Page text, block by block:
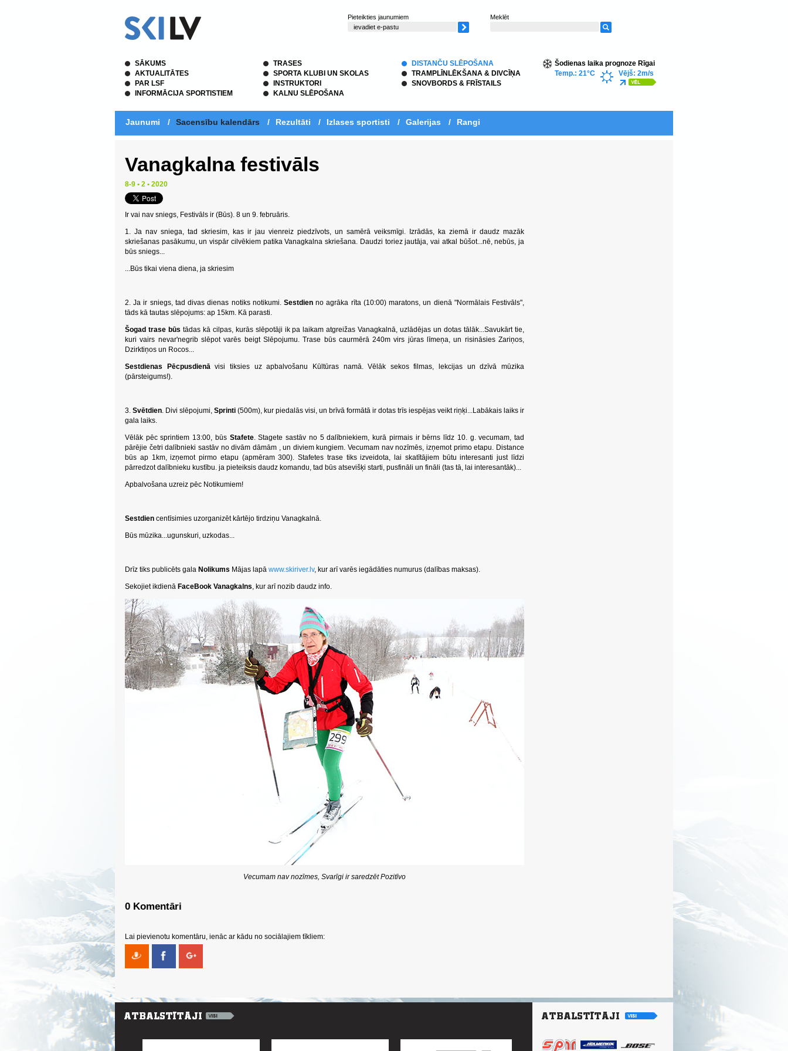
Pieteikties jaunumiem Meklēt
SĀKUMS
AKTUALITĀTES
PAR LSF
INFORMĀCIJA SPORTISTIEM
TRASES
SPORTA KLUBI UN SKOLAS
INSTRUKTORI
KALNU SLĒPOŠANA
DISTANČU SLĒPOŠANA
TRAMPLĪNLĒKŠANA & DIVCĪŅA
SNOVBORDS & FRĪSTAILS
Šodienas laika prognoze Rīgai
Temp.: 21°C
Vējš: 2m/s
Jaunumi / Sacensību kalendārs / Rezultāti / Izlases sportisti / Galerijas / Rangi
Vanagkalna festivāls
8-9 • 2 • 2020
Ir vai nav sniegs, Festivāls ir (Būs). 8 un 9. februāris.
1. Ja nav sniega, tad skriesim, kas ir jau vienreiz piedzīvots, un samērā veiksmīgi. Izrādās, ka ziemā ir daudz mazāk
skriešanas pasākumu, un vispār cilvēkiem patika Vanagkalna skriešana. Daudzi toriez jautāja, vai atkal būšot...nē, nebūs, ja
būs sniegs...
...Būs tikai viena diena, ja skriesim
2. Ja ir sniegs, tad divas dienas notiks notikumi. Sestdien no agrāka rīta (10:00) maratons, un dienā "Normālais Festivāls",
tāds kā tautas slēpojums: ap 15km. Kā parasti.
Šogad trase būs tādas kā cilpas, kurās slēpotāji ik pa laikam atgreižas Vanagkalnā, uzlādējas un dotas tālāk...Savukārt tie,
kuri vairs nevar'negrib slēpot varēs beigt Slēpojumu. Trase būs caurmērā 240m virs jūras līmeņa, un risināsies Zariņos,
Dzirktiņos un Rocos...
Sestdienas Pēcpusdienāvisi tiksies uz apbalvošanu Kūltūras namā. Vēlāk sekos filmas, lekcijas un dzīvā mūzika
(pārsteigums!).
3. Svētdien. Divi slēpojumi, Sprinti (500m), kur piedalās visi, un brīvā formātā ir dotas trīs iespējas veikt riņķi...Labākais laiks ir
gala laiks.
Vēlāk pēc sprintiem 13:00, būs Stafete. Stagete sastāv no 5 dalībniekiem, kurā pirmais ir bērns līdz 10. g. vecumam, tad
pārējie četri dalībnieki sastāv no divām dāmām , un diviem kungiem. Vecumam nav nozīmēs, izņemot primo etapu. Distance
būs ap 1km, izņemot pirmo etapu (apmēram 300). Stafetes trase tiks izveidota, lai skatītājiem būtu interesanti just līdzi
pārredzot dalībnieku kustību. ja pieteiksis daudz komandu, tad būs atsevišķi starti, pusfināli un fināli (tas tā, lai interesantāk)...
Apbalvošana uzreiz pēc Notikumiem!
Sestdien centīsimies uzorganizēt kārtējo tirdziņu Vanagkalnā.
Būs mūzika...ugunskuri, uzkodas...
Drīz tiks publicēts gala Nolikums Mājas lapā www.skiriver.lv, kur arī varēs iegādāties numurus (dalības maksas).
Sekojiet ikdienā FaceBook Vanagkalns, kur arī nozib daudz info.
Vecumam nav nozīmes, Svarīgi ir saredzēt Pozitīvo
0 Komentāri
Lai pievienotu komentāru, ienāc ar kādu no sociālajiem tīkliem: